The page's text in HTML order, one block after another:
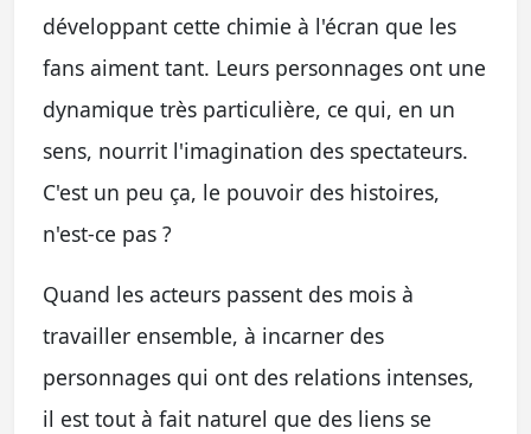
développant cette chimie à l'écran que les
fans aiment tant. Leurs personnages ont une
dynamique très particulière, ce qui, en un
sens, nourrit l'imagination des spectateurs.
C'est un peu ça, le pouvoir des histoires,
n'est-ce pas ?
Quand les acteurs passent des mois à
travailler ensemble, à incarner des
personnages qui ont des relations intenses,
il est tout à fait naturel que des liens se